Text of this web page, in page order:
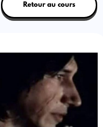
Retour au cours